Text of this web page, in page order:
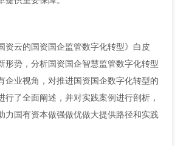
资云的国资国企监管数字化转型》白皮
形势，分析国资国企智慧监管数字化转型
企业视角，对推进国资国企数字化转型的
行了全面阐述，并对实践案例进行剖析，
力国有资本做强做优做大提供路径和实践